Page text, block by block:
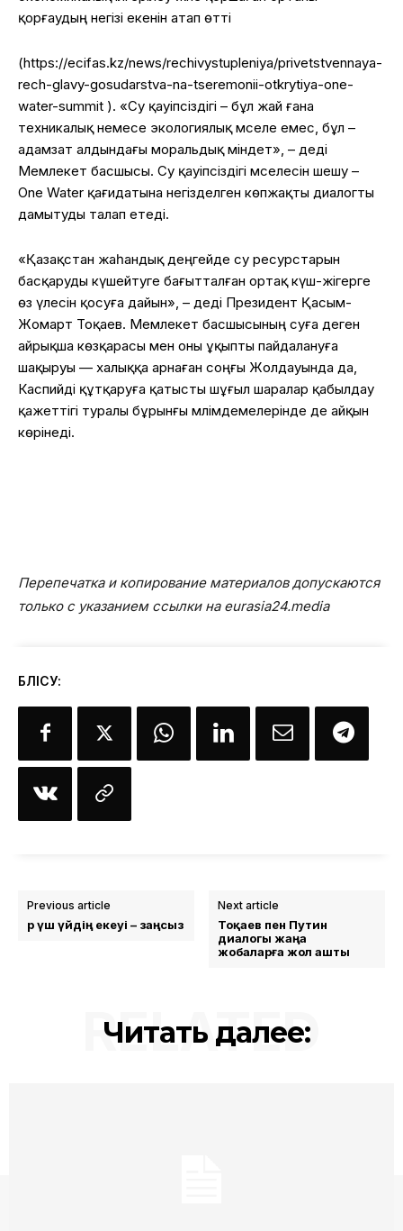
қорғаудың негізі екенін атап өтті
(https://ecifas.kz/news/rechivystupleniya/privetstvennaya-
rech-glavy-gosudarstva-na-tseremonii-otkrytiya-one-
water-summit ). «Су қауіпсіздігі – бұл жай ғана
техникалық немесе экологиялық мәселе емес, бұл –
адамзат алдындағы моральдық міндет», – деді
Мемлекет басшысы. Су қауіпсіздігі мәселесін шешу –
One Water қағидатына негізделген көпжақты диалогты
дамытуды талап етеді.
«Қазақстан жаһандық деңгейде су ресурстарын
басқаруды күшейтуге бағытталған ортақ күш-жігерге
өз үлесін қосуға дайын», – деді Президент Қасым-
Жомарт Тоқаев. Мемлекет басшысының суға деген
айрықша көзқарасы мен оны ұқыпты пайдалануға
шақыруы — халыққа арнаған соңғы Жолдауында да,
Каспийді құтқаруға қатысты шұғыл шаралар қабылдау
қажеттігі туралы бұрынғы мәлімдемелерінде де айқын
көрінеді.
Перепечатка и копирование материалов допускаются
только с указанием ссылки на eurasia24.media
БӨЛІСУ:
Previous article
Әр үш үйдің екеуі – заңсыз
Next article
Тоқаев пен Путин
диалогы жаңа
жобаларға жол ашты
Читать далее:
RELATED